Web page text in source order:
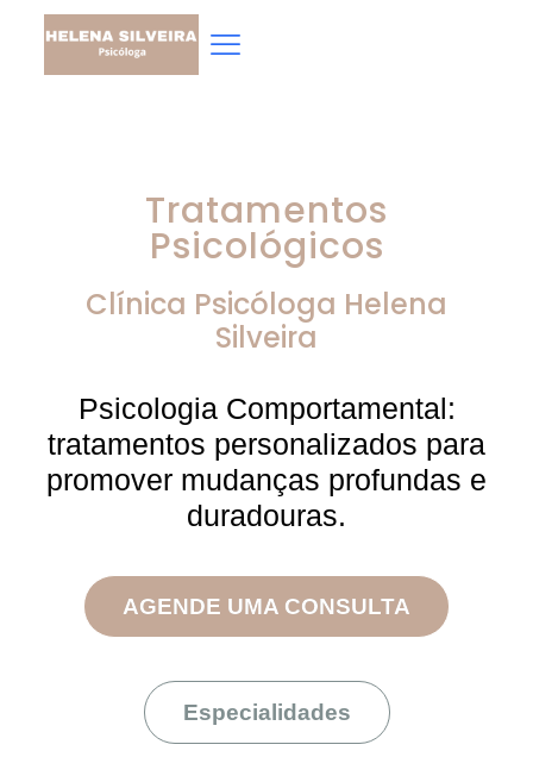
Tratamentos
Psicológicos
Clínica Psicóloga Helena
Silveira
Psicologia Comportamental:
tratamentos personalizados para
promover mudanças profundas e
duradouras.
AGENDE UMA CONSULTA
Especialidades